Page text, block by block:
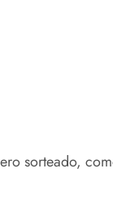
sorteado,